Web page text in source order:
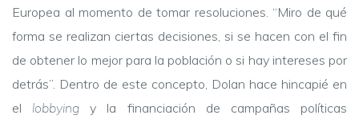
Europea al momento de tomar resoluciones. “Miro de qué
forma se realizan ciertas decisiones, si se hacen con el fin
de obtener lo mejor para la población o si hay intereses por
detrás”. Dentro de este concepto, Dolan hace hincapié en
el lobbyingy la financiación de campañas políticas